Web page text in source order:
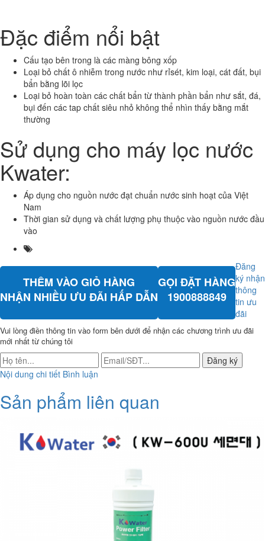
Đặc điểm nổi bật
Cấu tạo bên trong là các màng bông xốp
Loại bỏ chất ô nhiễm trong nước như rỉsét, kim loại, cát đất, bụi
bẩn bằng lõi lọc
Loại bỏ hoàn toàn các chất bẩn từ thành phần bẩn như sắt, đá,
bụi đến các tap chất siêu nhỏ không thể nhìn thấy bằng mắt
thường
Sử dụng cho máy lọc nước
Kwater:
Áp dụng cho nguồn nước đạt chuẩn nước sinh hoạt của Việt
Nam
Thời gian sử dụng và chất lượng phụ thuộc vào nguồn nước đầu
vào
THÊM VÀO GIỎ HÀNG
NHẬN NHIỀU ƯU ĐÃI HẤP DẪN
GỌI ĐẶT HÀNG
1900888849
Đăng
ký nhận
thông
tin ưu
đãi
Vui lòng điền thông tin vào form bên dưới để nhận các chương trình ưu đãi
mới nhất từ chúng tôi
Đăng ký
Nội dung chi tiết Bình luận
Sản phẩm liên quan